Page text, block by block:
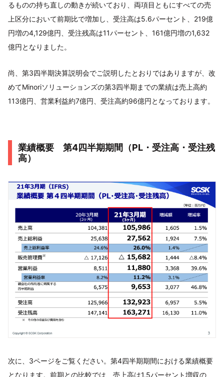
るものの持ち直しの動きが続いており、両項目ともにすべての売
上区分において前期比で増加し、受注高は5.6パーセント、219億
円増の4,129億円、受注残高は11パーセント、161億円増の1,632
億円となりました。
尚、第3四半期決算説明会でご説明したとおりではありますが、改
めてMinoriソリューションズの第3四半期までの業績は売上高約
113億円、営業利益約7億円、受注高約96億円となっております。
業績概要 第4四半期期間（PL・受注高・受注残
高）
次に、3ページをご覧ください。第4四半期期間における業績概要
となります。前期との比較では、売上高は1.5パーセント増収の